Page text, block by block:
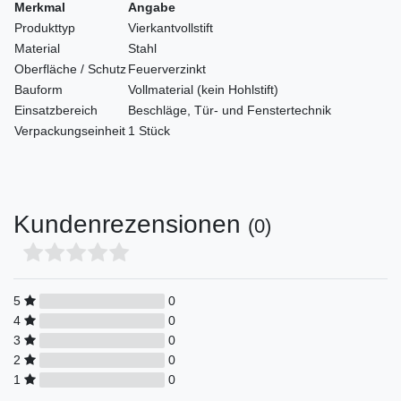
Merkmal
Angabe
Produkttyp
Vierkantvollstift
Material
Stahl
Oberfläche / SchutzFeuerverzinkt
Bauform
Vollmaterial (kein Hohlstift)
Einsatzbereich
Beschläge, Tür- und Fenstertechnik
Verpackungseinheit 1 Stück
Kundenrezensionen (0)
5
0
4
0
3
0
2
0
1
0